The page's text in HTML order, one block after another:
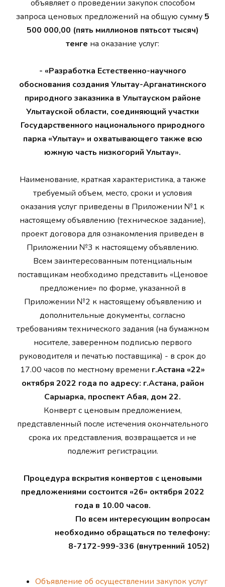
объявляет о проведении закупок способом
запроса ценовых предложений на общую сумму5
500 000,00 (пять миллионов пятьсот тысяч)
тенге на оказание услуг:
- «Разработка Естественно-научного
обоснования создания Улытау-Арганатинского
природного заказника в Улытауском районе
Улытауской области, соединяющий участки
Государственного национального природного
парка «Улытау» и охватывающего также всю
южную часть низкогорий Улытау».
Наименование, краткая характеристика, а также
требуемый объем, место, сроки и условия
оказания услуг приведены в Приложении №1 к
настоящему объявлению (техническое задание),
проект договора для ознакомления приведен в
Приложении №3 к настоящему объявлению.
Всем заинтересованным потенциальным
поставщикам необходимо представить «Ценовое
предложение» по форме, указанной в
Приложении №2 к настоящему объявлению и
дополнительные документы, согласно
требованиям технического задания (на бумажном
носителе, заверенном подписью первого
руководителя и печатью поставщика) - в срок до
17.00 часов по местному времени г.Астана «22»
октября 2022 года по адресу: г.Астана, район
Сарыарка, проспект Абая, дом 22.
Конверт с ценовым предложением,
представленный после истечения окончательного
срока их представления, возвращается и не
подлежит регистрации.
Процедура вскрытия конвертов с ценовыми
предложениями состоится «26» октября 2022
года в 10.00 часов.
По всем интересующим вопросам
необходимо обращаться по телефону:
8-7172-999-336 (внутренний 1052)
Объявление об осуществлении закупок услуг